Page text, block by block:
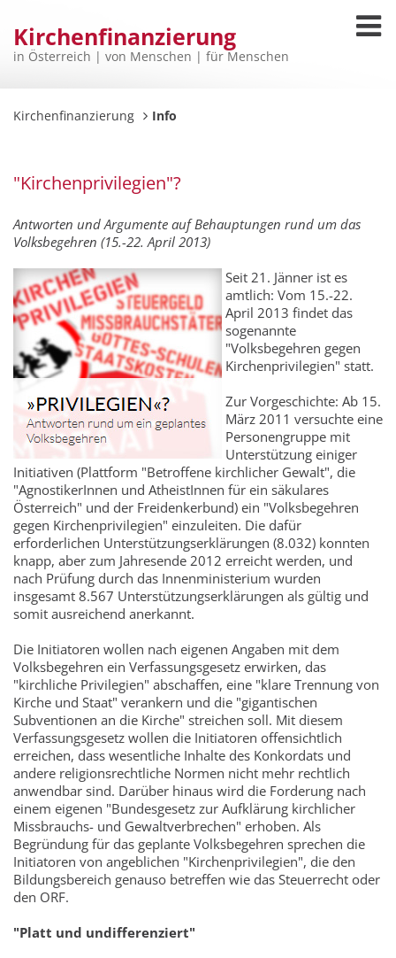
Kirchenfinanzierung
in Österreich | von Menschen | für Menschen
Kirchenfinanzierung Info
"Kirchenprivilegien"?
Antworten und Argumente auf Behauptungen rund um das
Volksbegehren (15.-22. April 2013)
Seit 21. Jänner ist es
amtlich: Vom 15.-22.
April 2013 findet das
sogenannte
"Volksbegehren gegen
Kirchenprivilegien" statt.
Zur Vorgeschichte: Ab 15.
März 2011 versuchte eine
Personengruppe mit
Unterstützung einiger
Initiativen (Plattform "Betroffene kirchlicher Gewalt", die
"AgnostikerInnen und AtheistInnen für ein säkulares
Österreich" und der Freidenkerbund) ein "Volksbegehren
gegen Kirchenprivilegien" einzuleiten. Die dafür
erforderlichen Unterstützungserklärungen (8.032) konnten
knapp, aber zum Jahresende 2012 erreicht werden, und
nach Prüfung durch das Innenministerium wurden
insgesamt 8.567 Unterstützungserklärungen als gültig und
somit ausreichend anerkannt.
Die Initiatoren wollen nach eigenen Angaben mit dem
Volksbegehren ein Verfassungsgesetz erwirken, das
"kirchliche Privilegien" abschaffen, eine "klare Trennung von
Kirche und Staat" verankern und die "gigantischen
Subventionen an die Kirche" streichen soll. Mit diesem
Verfassungsgesetz wollen die Initiatoren offensichtlich
erreichen, dass wesentliche Inhalte des Konkordats und
andere religionsrechtliche Normen nicht mehr rechtlich
anwendbar sind. Darüber hinaus wird die Forderung nach
einem eigenen "Bundesgesetz zur Aufklärung kirchlicher
Missbrauchs- und Gewaltverbrechen" erhoben. Als
Begründung für das geplante Volksbegehren sprechen die
Initiatoren von angeblichen "Kirchenprivilegien", die den
Bildungsbereich genauso betreffen wie das Steuerrecht oder
den ORF.
"Platt und undifferenziert"